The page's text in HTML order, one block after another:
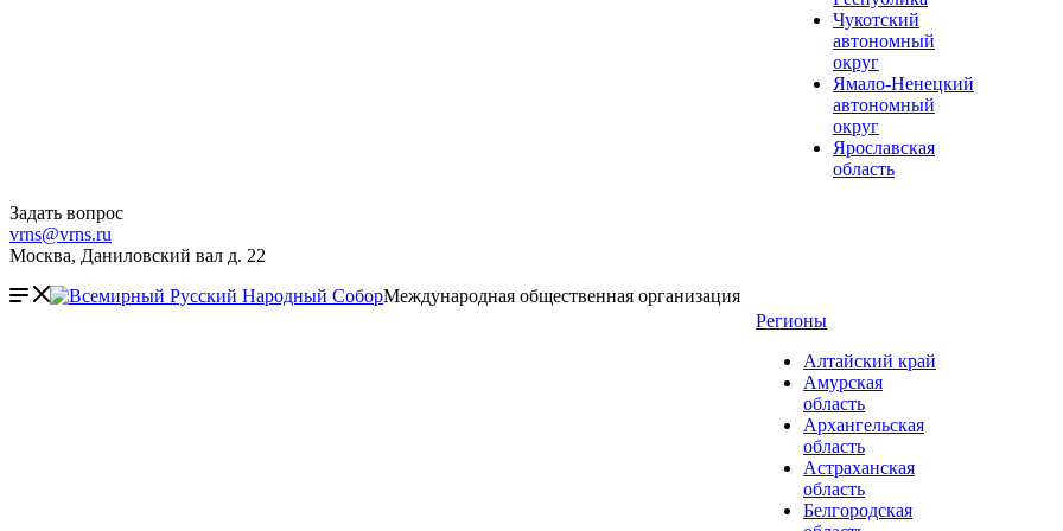
Чукотский
автономный
округ
Ямало-Ненецкий
автономный
округ
Ярославская
область
Задать вопрос
vrns@vrns.ru
Москва, Даниловский вал д. 22
Международная общественная организация
Регионы
Алтайский край
Амурская
область
Архангельская
область
Астраханская
область
Белгородская